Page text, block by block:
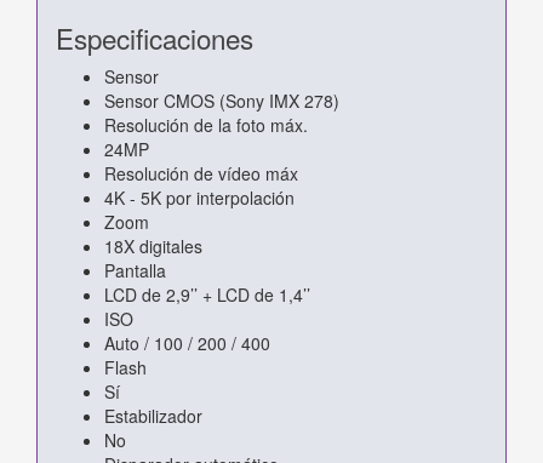
Especificaciones
Sensor
Sensor CMOS (Sony IMX 278)
Resolución de la foto máx.
24MP
Resolución de vídeo máx
4K - 5K por interpolación
Zoom
18X digitales
Pantalla
LCD de 2,9’’ + LCD de 1,4’’
ISO
Auto / 100 / 200 / 400
Flash
Sí
Estabilizador
No